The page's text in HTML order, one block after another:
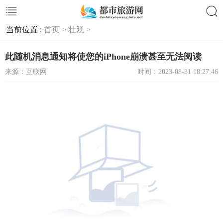
当前位置 : 首页 > 壮观 >
此随机消息通知将使您的iPhone崩溃甚至无法阅读
来源：互联网 时间：2023-08-31 18:27:46